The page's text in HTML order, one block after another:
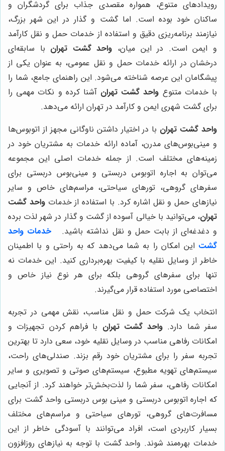
رویدادهای متنوع، همواره مقصدی جذاب برای گردشگران و
ساکنان خود بوده است. اما گشت و گذار در این شهر بزرگ،
نیازمند برنامه‌ریزی دقیق و استفاده از خدمات حمل و نقل کارآمد
و ایمن است. در این میان، واحد گشت تهران با سابقه‌ای
درخشان در ارائه خدمات حمل و نقل عمومی، به عنوان یکی از
پیشگامان این عرصه شناخته می‌شود. این راهنمای جامع، شما را
با خدمات متنوع واحد گشت تهران آشنا کرده و نکات مهمی را
برای گشت شهری ایمن و کارآمد در تهران ارائه می‌دهد.
واحد گشت تهران با در اختیار داشتن ناوگانی مجهز از اتوبوس‌ها
و مینی‌بوس‌های مدرن، آماده ارائه خدمات به مشتریان خود در
زمینه‌های مختلف است. از جمله خدمات اصلی این مجموعه
می‌توان به اجاره اتوبوس دربستی و مینی‌بوس دربستی برای
سفرهای گروهی، تورهای سیاحتی، مراسم‌های خاص و سایر
نیازهای حمل و نقل اشاره کرد. با استفاده از خدماتواحد گشت
تهران، می‌توانید با خیالی آسوده از گشت و گذار در شهر لذت برده
و دغدغه‌ای از بابت حمل و نقل نداشته باشید.
خدمات واحد
گشت این امکان را به شما می‌دهد که به راحتی و با اطمینان
خاطر از وسایل نقلیه با کیفیت بهره‌برداری کنید. این خدمات نه
تنها برای سفرهای گروهی بلکه برای هر نوع نیاز خاص و
اختصاصی مورد استفاده قرار می‌گیرند.
انتخاب یک شرکت حمل و نقل مناسب، نقش مهمی در تجربه
سفر شما دارد. واحد گشت تهران با فراهم کردن تجهیزات و
امکانات رفاهی مناسب در وسایل نقلیه خود، سعی دارد تا بهترین
تجربه سفر را برای مشتریان خود رقم بزند. صندلی‌های راحت،
سیستم‌های تهویه مطبوع، سیستم‌های صوتی و تصویری و سایر
امکانات رفاهی، سفر شما را لذت‌بخش‌تر خواهند کرد. از آنجایی
که اجاره اتوبوس دربستی و مینی بوس دربستی واحد گشت برای
مسافرت‌های گروهی، تورهای سیاحتی و مراسم‌های مختلف
بسیار کاربردی است، افراد می‌توانند با آسودگی خاطر از این
خدمات بهره‌مند شوند. واحد گشت با توجه به نیازهای روزافزون